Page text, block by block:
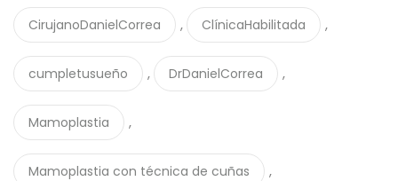
CirujanoDanielCorrea , ClínicaHabilitada ,
cumpletusueño , DrDanielCorrea ,
Mamoplastia ,
Mamoplastia con técnica de cuñas ,